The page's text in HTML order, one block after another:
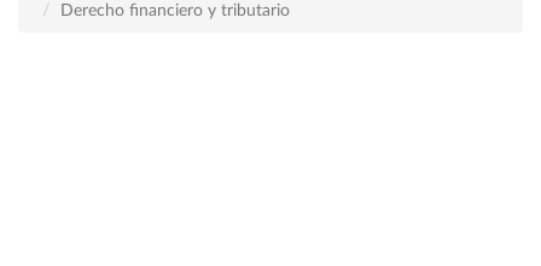
Derecho financiero y tributario